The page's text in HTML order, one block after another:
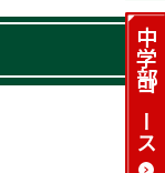
中学部
コース